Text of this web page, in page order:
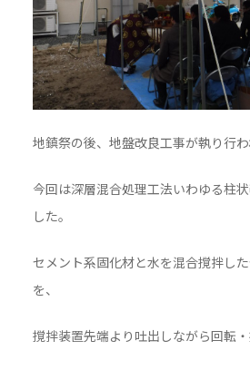
地鎮祭の後、地盤改良工事が執り行わ
今回は深層混合処理工法いわゆる柱
した。
セメント系固化材と水を混合撹拌し
を、
撹拌装置先端より吐出しながら回転